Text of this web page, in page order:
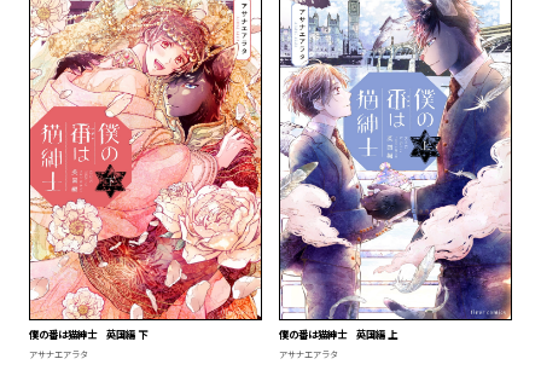
僕の番は猫紳士 英国編 下
アサナエアラタ
僕の番は猫紳士 英国編 上
アサナエアラタ